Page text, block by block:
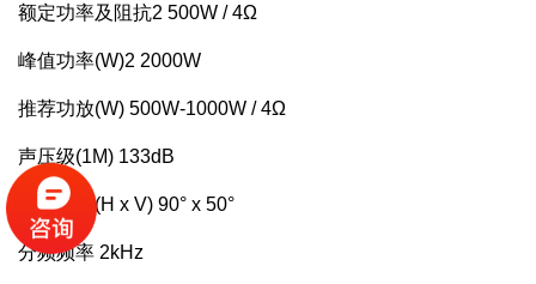
额定功率及阻抗2 500W / 4Ω
峰值功率(W)2 2000W
推荐功放(W) 500W-1000W / 4Ω
声压级(1M) 133dB
指向特性(H x V) 90° x 50°
分频频率 2kHz